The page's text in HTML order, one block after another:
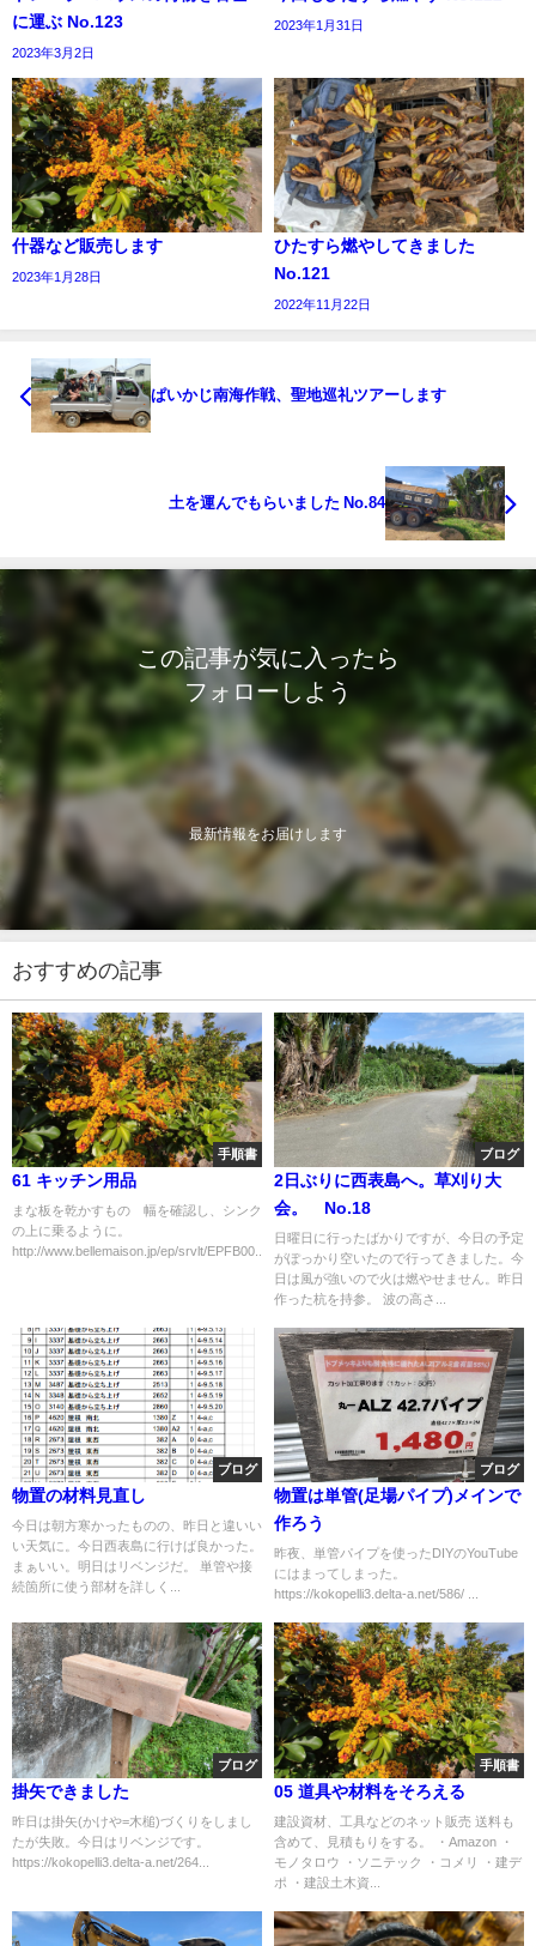
に運ぶ No.123
2023年3月2日
2023年1月31日
什器など販売します
2023年1月28日
ひたすら燃やしてきました
No.121
2022年11月22日
ぱいかじ南海作戦、聖地巡礼ツアーします
土を運んでもらいました No.84
この記事が気に入ったら
フォローしよう
最新情報をお届けします
おすすめの記事
手順書
61 キッチン用品
まな板を乾かすもの 幅を確認し、シンク
の上に乗るように。
http://www.bellemaison.jp/ep/srvlt/EPFB00...
ブログ
2日ぶりに西表島へ。草刈り大
会。 No.18
日曜日に行ったばかりですが、今日の予定
がぽっかり空いたので行ってきました。今
日は風が強いので火は燃やせません。昨日
作った杭を持参。 波の高さ...
ブログ
物置の材料見直し
今日は朝方寒かったものの、昨日と違いい
い天気に。今日西表島に行けば良かった。
まぁいい。明日はリベンジだ。 単管や接
続箇所に使う部材を詳しく...
ブログ
物置は単管(足場パイプ)メインで
作ろう
昨夜、単管パイプを使ったDIYのYouTube
にはまってしまった。
https://kokopelli3.delta-a.net/586/ ...
ブログ
掛矢できました
昨日は掛矢(かけや=木槌)づくりをしまし
たが失敗。今日はリベンジです。
https://kokopelli3.delta-a.net/264...
手順書
05 道具や材料をそろえる
建設資材、工具などのネット販売 送料も
含めて、見積もりをする。 ・Amazon ・
モノタロウ ・ソニテック ・コメリ ・建デ
ポ ・建設土木資...